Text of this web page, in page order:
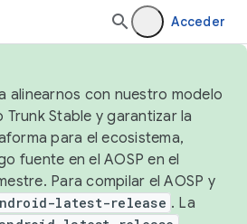
Acceder
alinearnos con nuestro modelo
Stable y garantizar la
para el ecosistema,
fuente en el AOSP en el
Para compilar el AOSP y
latest-release . La